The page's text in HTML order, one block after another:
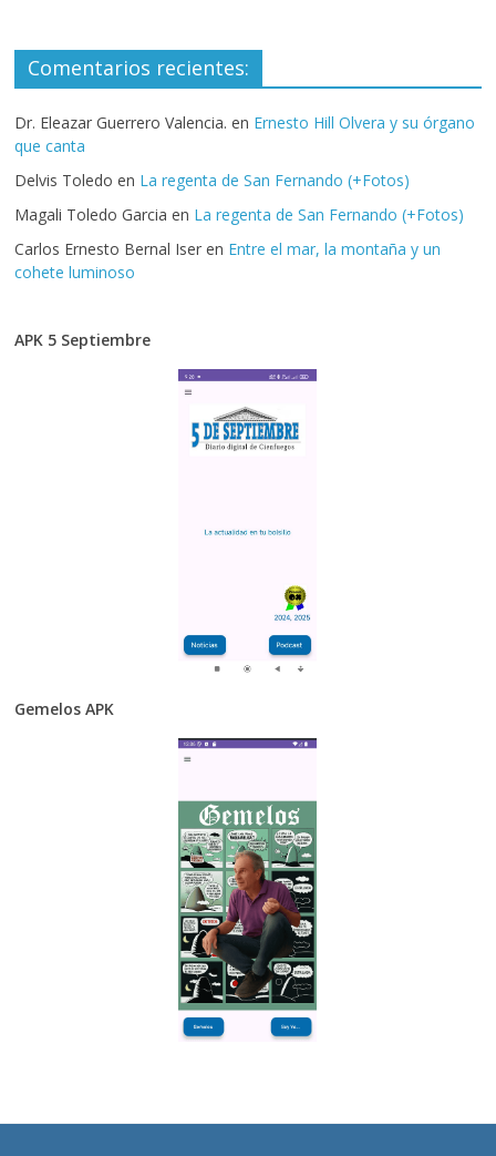
Comentarios recientes:
Dr. Eleazar Guerrero Valencia. en Ernesto Hill Olvera y su órgano
que canta
Delvis Toledo en La regenta de San Fernando (+Fotos)
Magali Toledo Garcia en La regenta de San Fernando (+Fotos)
Carlos Ernesto Bernal Iser en Entre el mar, la montaña y un
cohete luminoso
APK 5 Septiembre
Gemelos APK